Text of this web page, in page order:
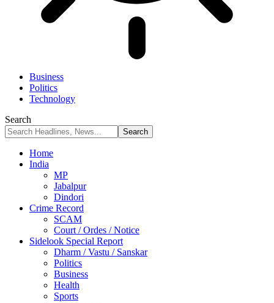
Business
Politics
Technology
Search
Home
India
MP
Jabalpur
Dindori
Crime Record
SCAM
Court / Ordes / Notice
Sidelook Special Report
Dharm / Vastu / Sanskar
Politics
Business
Health
Sports